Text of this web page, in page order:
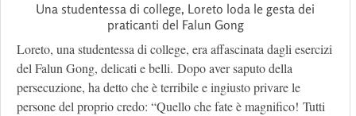
Una studentessa di college, Loreto loda le gesta dei
praticanti del Falun Gong
Loreto, una studentessa di college, era affascinata dagli esercizi
del Falun Gong, delicati e belli. Dopo aver saputo della
persecuzione, ha detto che è terribile e ingiusto privare le
persone del proprio credo: “Quello che fate è magnifico! Tutti